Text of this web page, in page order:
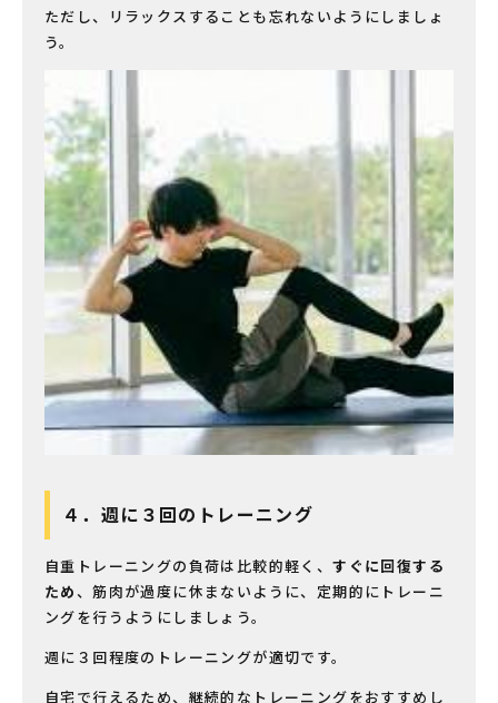
ただし、リラックスすることも忘れないようにしましょ
う。
４．週に３回のトレーニング
自重トレーニングの負荷は比較的軽く、すぐに回復する
ため 、筋肉が過度に休まないように、定期的にトレーニ
ングを行うようにしましょう。
週に３回程度のトレーニングが適切です。
自宅で行えるため、継続的なトレーニングをおすすめし